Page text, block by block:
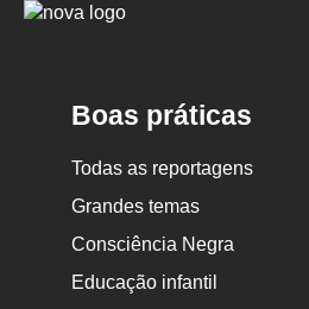
Logo
Boas práticas
Todas as reportagens
Grandes temas
Consciência Negra
Educação infantil